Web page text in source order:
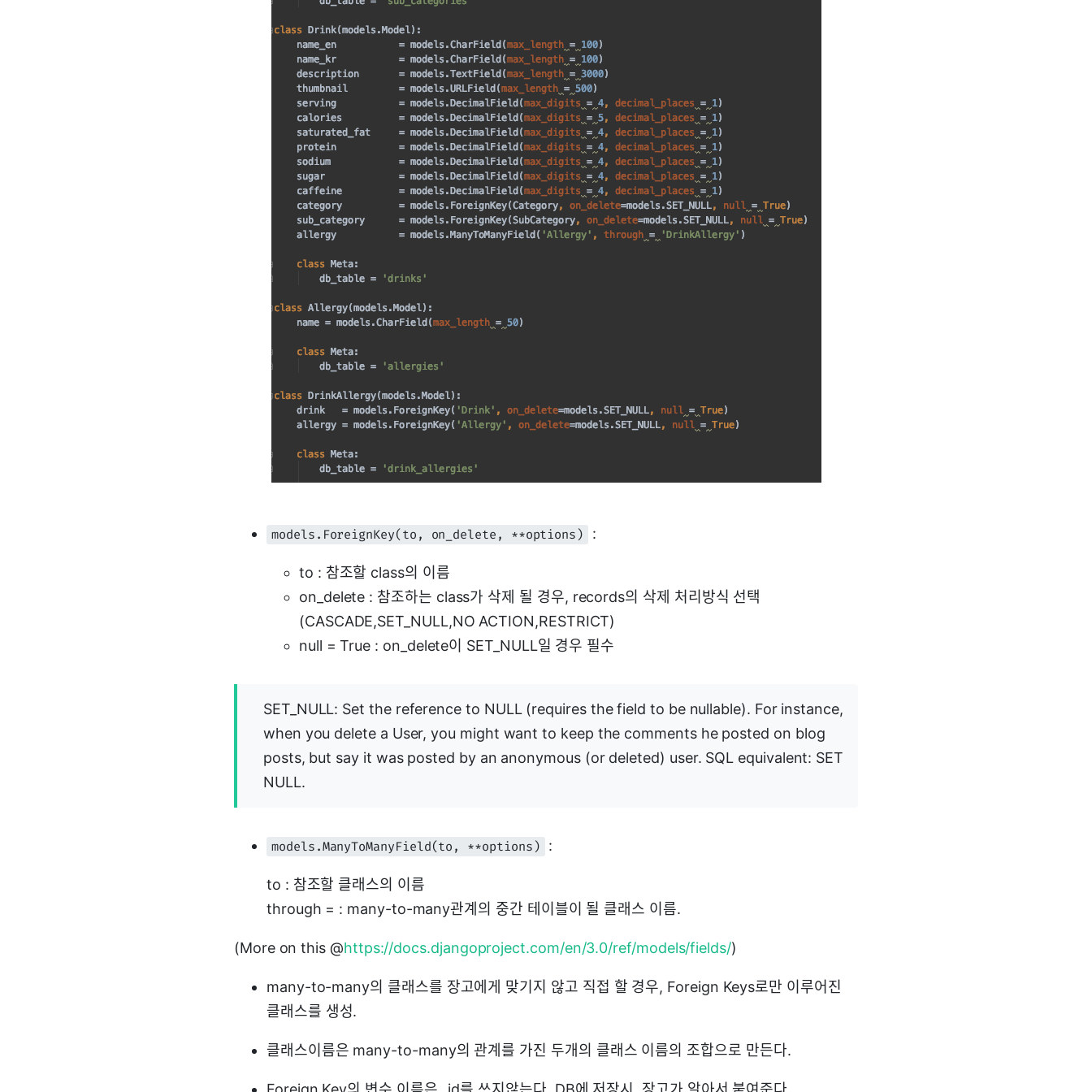
models.ForeignKey(to, on_delete, **options) :
to : 참조할 class의 이름
on_delete : 참조하는 class가 삭제 될 경우, records의 삭제 처리방식 선택
(CASCADE,SET_NULL,NO ACTION,RESTRICT)
null = True : on_delete이 SET_NULL일 경우 필수
SET_NULL: Set the reference to NULL (requires the field to be nullable). For instance,
when you delete a User, you might want to keep the comments he posted on blog
posts, but say it was posted by an anonymous (or deleted) user. SQL equivalent: SET
NULL.
models.ManyToManyField(to, **options) :
to : 참조할 클래스의 이름
through = : many-to-many관계의 중간 테이블이 될 클래스 이름.
(More on this @https://docs.djangoproject.com/en/3.0/ref/models/fields/)
many-to-many의 클래스를 장고에게 맞기지 않고 직접 할 경우, Foreign Keys로만 이루어진
클래스를 생성.
클래스이름은 many-to-many의 관계를 가진 두개의 클래스 이름의 조합으로 만든다.